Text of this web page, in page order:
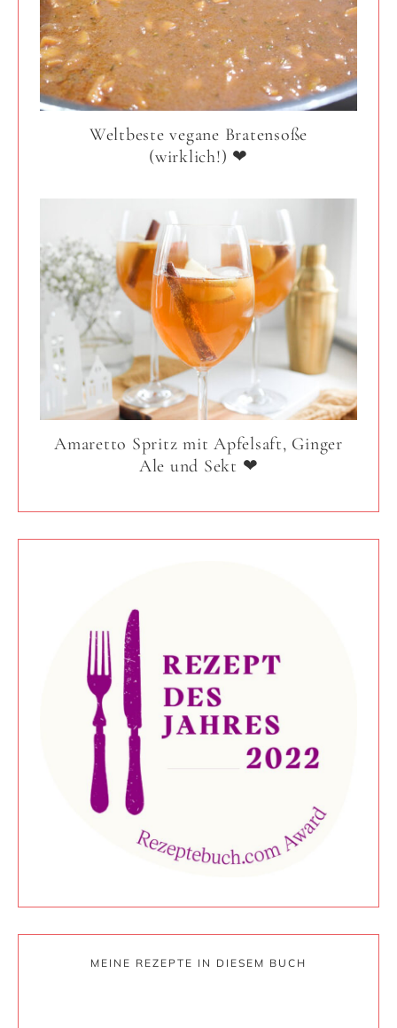
Weltbeste vegane Bratensoße
(wirklich!) ❤
Amaretto Spritz mit Apfelsaft, Ginger
Ale und Sekt ❤
MEINE REZEPTE IN DIESEM BUCH